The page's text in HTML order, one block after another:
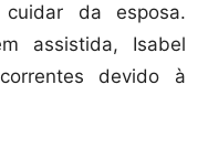
da esposa.
assistida, Isabel
devido à